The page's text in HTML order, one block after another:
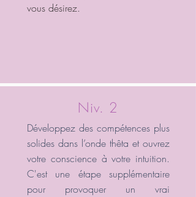
vous désirez.
Niv. 2
Développez des compétences plus
solides dans l’onde thêta et ouvrez
votre conscience à votre intuition.
C'est une étape supplémentaire
pour provoquer un vrai